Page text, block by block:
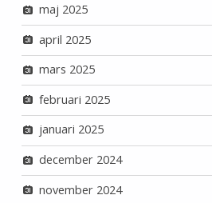
maj 2025
april 2025
mars 2025
februari 2025
januari 2025
december 2024
november 2024